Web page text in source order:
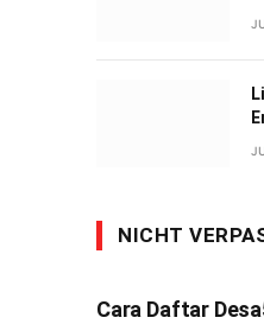
NICHT
Cara Daftar